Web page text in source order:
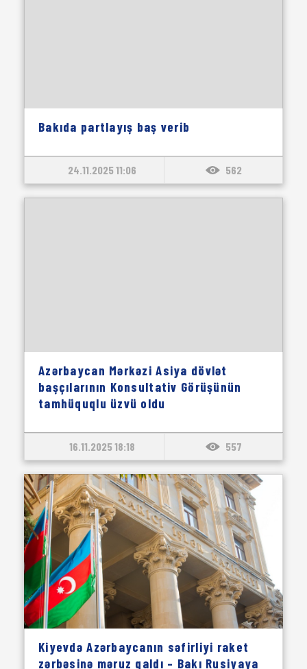
Bakıda partlayış baş verib
24.11.2025 11:06 562
Azərbaycan Mərkəzi Asiya dövlət
başçılarının Konsultativ Görüşünün
tamhüquqlu üzvü oldu
16.11.2025 18:18 557
Kiyevdə Azərbaycanın səfirliyi raket
zərbəsinə məruz qaldı – Bakı Rusiyaya